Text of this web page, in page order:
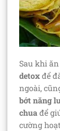
Sau khi
detoxđể
ngoài,
bớt năng
chuađể
cường